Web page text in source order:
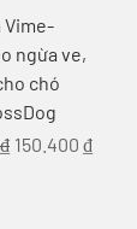
Vime-
ngừa ve,
chó
Sale Price
150.400 ₫